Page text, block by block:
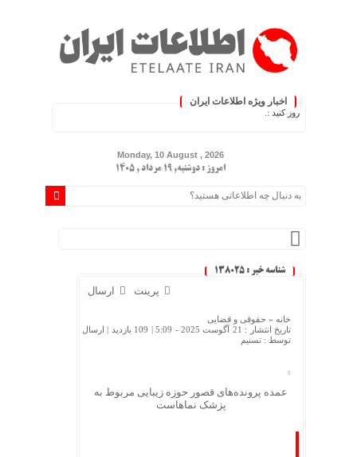
اخبار ویژه اطلاعات ایران
Monday, 10 August , 2026
امروز : دوشنبه, ۱۹ مرداد , ۱۴۰۵
شناسه خبر : 138025
ارسال پرینت
خانه » حقوقی و قضایی
تاریخ انتشار : 21 آگوست 2025 - 5:09 |
109 بازدید
| ارسال
توسط : تسنیم
عمده پرونده‌های قصور حوزه زیبایی مربوط به
پزشک نماهاست